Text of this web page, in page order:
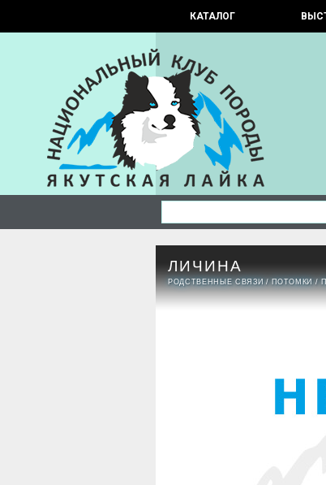
КАТАЛОГ
ЛИЧИНА
РОДСТВЕННЫЕ СВЯЗИ /ПОТОМКИ /